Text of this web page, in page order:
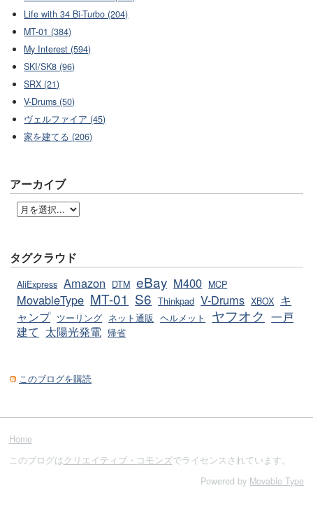
Life with 34 Bi-Turbo (204)
MT-01 (384)
My Interest (594)
SKI/SK8 (96)
SRX (21)
V-Drums (50)
ヴェルファイア (45)
家を建てる (206)
アーカイブ
タグクラウド
AliExpress Amazon DTM eBay M400 MCP
MovableType MT-01 S6 Thinkpad V-Drums XBOX キ
ャンプ ツーリング ネット通販 ヘルメット ヤフオク 一戸
建て 太陽光発電 帰省
このブログを購読
Home
このブログはクリエイティブ・コモンズでライセンスされています。
Powered by Movable Type